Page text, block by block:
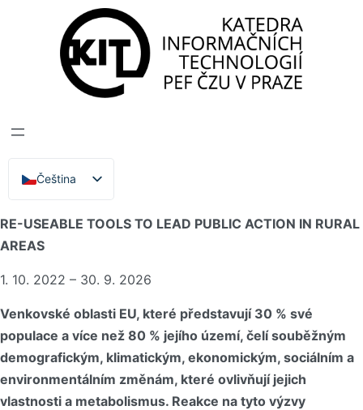
Čeština
English
Katedra informačních technologií >Projekty
GRANULAR
GRANULAR
GRANULAR – GIVING RURAL ACTORS NOVEL DATA AND
RE-USEABLE TOOLS TO LEAD PUBLIC ACTION IN RURAL
AREAS
1. 10. 2022 – 30. 9. 2026
Venkovské oblasti EU, které představují 30 % své
populace a více než 80 % jejího území, čelí souběžným
demografickým, klimatickým, ekonomickým, sociálním a
environmentálním změnám, které ovlivňují jejich
vlastnosti a metabolismus. Reakce na tyto výzvy